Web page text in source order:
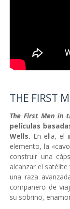
THE FIRST
The First Men in
películas
Wells. En ella, el
elemento, la
construir una
alcanzar el
una raza
compañero de
su sobrino,